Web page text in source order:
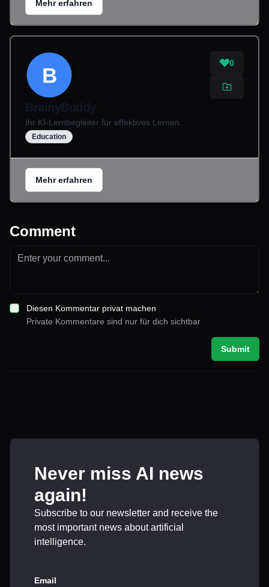
Mehr erfahren
B
0
BrainyBuddy
Ihr KI-Lernbegleiter für effektives Lernen.
Education
Mehr erfahren
Comment
Diesen Kommentar privat machen
Private Kommentare sind nur für dich sichtbar
Submit
Never miss AI news
again!
Subscribe to our newsletter and receive the
most important news about artificial
intelligence.
Email